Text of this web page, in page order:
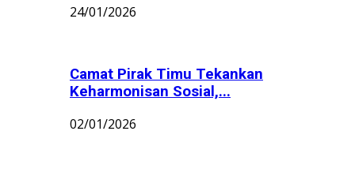
24/01/2026
Camat Pirak Timu Tekankan
Keharmonisan Sosial,...
02/01/2026